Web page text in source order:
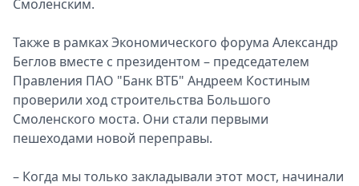
Смоленским.
Также в рамках Экономического форума Александр
Беглов вместе с президентом – председателем
Правления ПАО "Банк ВТБ" Андреем Костиным
проверили ход строительства Большого
Смоленского моста. Они стали первыми
пешеходами новой переправы.
– Когда мы только закладывали этот мост, начинали